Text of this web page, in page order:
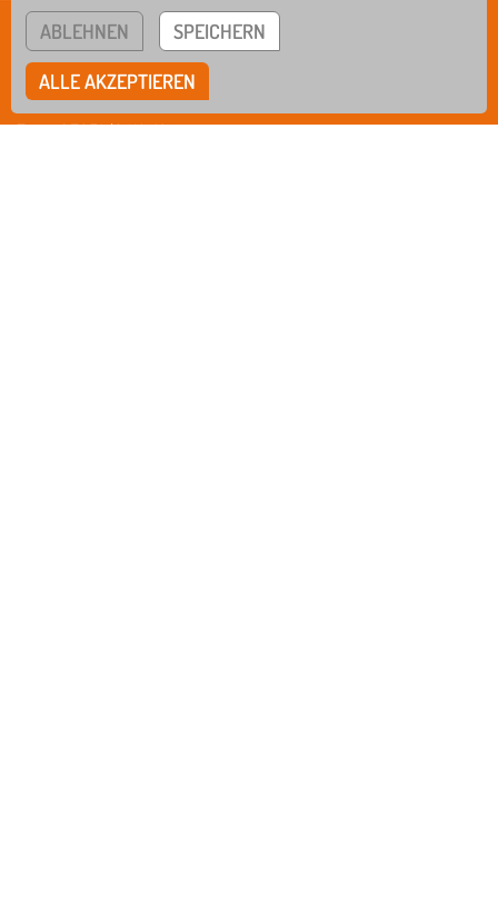
BISCHOF-SPROLL-BILDUNGSZENTRUM
Rißegger Straße 108 • 88400 Biberach
Tel 07351/3412-0
Fax 07351/3412-12
ABLEHNEN SPEICHERN
ALLE AKZEPTIEREN